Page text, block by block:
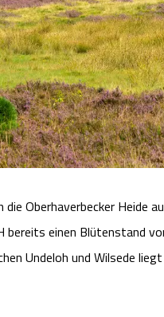
Oberhaverbecker Heide
bereits einen Blütenstand
Undeloh und Wilsede